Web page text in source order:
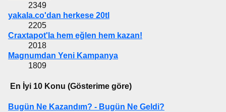
2349
yakala.co'dan herkese 20tl
2205
Craxtapot'la hem eğlen hem kazan!
2018
Magnumdan Yeni Kampanya
1809
En İyi 10 Konu (Gösterime göre)
Bugün Ne Kazandım? - Bugün Ne Geldi?